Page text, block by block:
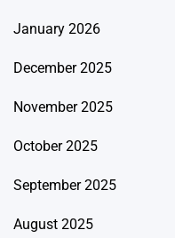
January 2026
December 2025
November 2025
October 2025
September 2025
August 2025